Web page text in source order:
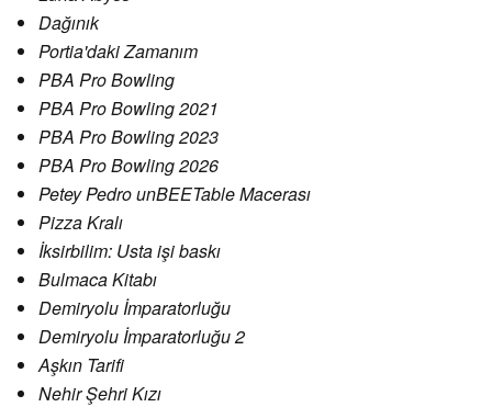
Dağınık
Portia'daki Zamanım
PBA Pro Bowling
PBA Pro Bowling 2021
PBA Pro Bowling 2023
PBA Pro Bowling 2026
Petey Pedro unBEETable Macerası
Pizza Kralı
İksirbilim: Usta işi baskı
Bulmaca Kitabı
Demiryolu İmparatorluğu
Demiryolu İmparatorluğu 2
Aşkın Tarifi
Nehir Şehri Kızı